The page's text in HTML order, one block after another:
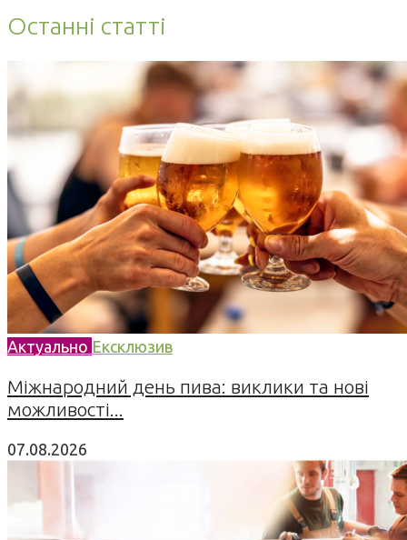
Останні статті
Актуально Ексклюзив
Міжнародний день пива: виклики та нові
можливості...
07.08.2026